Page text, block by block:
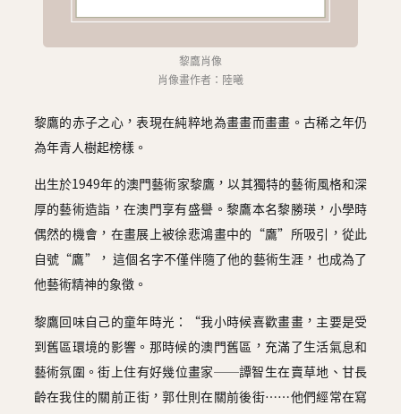
黎鷹肖像
肖像畫作者：陸曦
黎鷹的赤子之心，表現在純粹地為畫畫而畫畫。古稀之年仍
為年青人樹起榜樣。
出生於1949年的澳門藝術家黎鷹，以其獨特的藝術風格和深
厚的藝術造詣，在澳門享有盛譽。黎鷹本名黎勝瑛，小學時
偶然的機會，在畫展上被徐悲鴻畫中的“鷹”所吸引，從此
自號“鷹”， 這個名字不僅伴隨了他的藝術生涯，也成為了
他藝術精神的象徵。
黎鷹回味自己的童年時光：“我小時候喜歡畫畫，主要是受
到舊區環境的影響。那時候的澳門舊區，充滿了生活氣息和
藝術氛圍。街上住有好幾位畫家──譚智生在賣草地、甘長
齡在我住的關前正街，郭仕則在關前後街……他們經常在寫